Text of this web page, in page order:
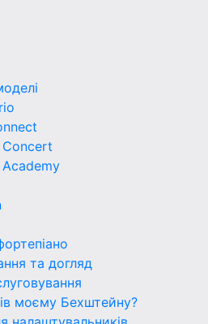
Concert
та догляд
моєму Бехштейну?